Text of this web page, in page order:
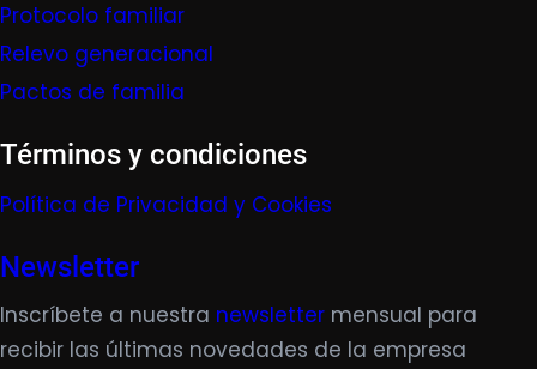
Protocolo familiar
Relevo generacional
Pactos de familia
Términos y condiciones
Política de Privacidad y Cookies
Newsletter
Inscríbete a nuestra newsletter mensual para
recibir las últimas novedades de la empresa